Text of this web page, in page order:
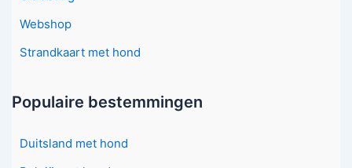
Webshop
Strandkaart met hond
Populaire bestemmingen
Duitsland met hond